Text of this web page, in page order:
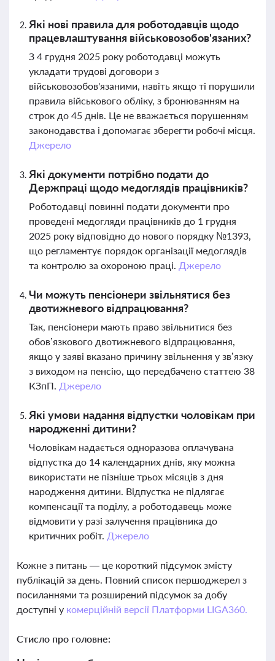
Які нові правила для роботодавців щодо
працевлаштування військовозобов'язаних?
З 4 грудня 2025 року роботодавці можуть
укладати трудові договори з
військовозобов'язаними, навіть якщо ті порушили
правила військового обліку, з бронюванням на
строк до 45 днів. Це не вважається порушенням
законодавства і допомагає зберегти робочі місця.
Джерело
Які документи потрібно подати до
Держпраці щодо медоглядів працівників?
Роботодавці повинні подати документи про
проведені медогляди працівників до 1 грудня
2025 року відповідно до нового порядку №1393,
що регламентує порядок організації медоглядів
та контролю за охороною праці. Джерело
Чи можуть пенсіонери звільнятися без
двотижневого відпрацювання?
Так, пенсіонери мають право звільнитися без
обов’язкового двотижневого відпрацювання,
якщо у заяві вказано причину звільнення у зв’язку
з виходом на пенсію, що передбачено статтею 38
КЗпП. Джерело
Які умови надання відпустки чоловікам при
народженні дитини?
Чоловікам надається одноразова оплачувана
відпустка до 14 календарних днів, яку можна
використати не пізніше трьох місяців з дня
народження дитини. Відпустка не підлягає
компенсації та поділу, а роботодавець може
відмовити у разі залучення працівника до
критичних робіт. Джерело
Кожне з питань — це короткий підсумок змісту
публікацій за день. Повний список першоджерел з
посиланнями та розширений підсумок за добу
доступні у комерційній версії Платформи LIGA360.
Стисло про головне: